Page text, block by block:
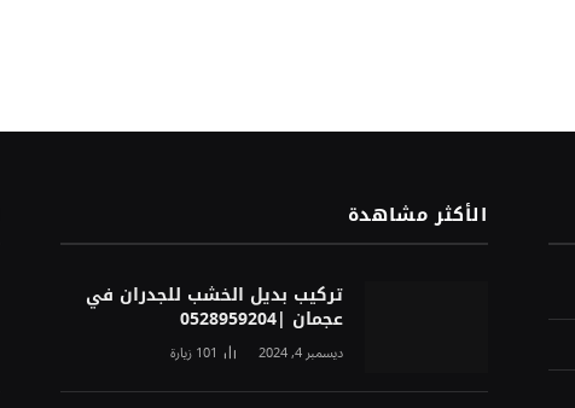
الأكثر مشاهدة
تركيب بديل الخشب للجدران في
عجمان |0528959204
ديسمبر 4, 2024 101زيارة